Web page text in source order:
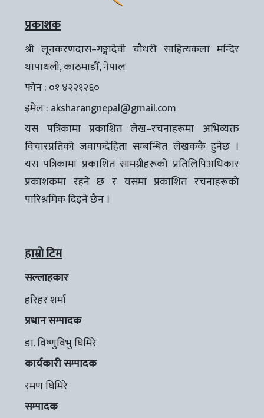
प्रकाशक
श्री लूनकरणदास–गङ्गादेवी चौधरी साहित्यकला मन्दिर
थापाथली, काठमाडौँ, नेपाल
फोन : ०१ ४२२१२६०
इमेल : aksharangnepal@gmail.com
यस पत्रिकामा प्रकाशित लेख–रचनाहरूमा अभिव्यक्त
विचारप्रतिको जवाफदेहिता सम्बन्धित लेखककै हुनेछ ।
यस पत्रिकामा प्रकाशित सामग्रीहरूको प्रतिलिपिअधिकार
प्रकाशकमा रहने छ र यसमा प्रकाशित रचनाहरूको
पारिश्रमिक दिइने छैन ।
हाम्रो टिम
सल्लाहकार
हरिहर शर्मा
प्रधान सम्पादक
डा. विष्णुविभु घिमिरे
कार्यकारी सम्पादक
रमण घिमिरे
सम्पादक